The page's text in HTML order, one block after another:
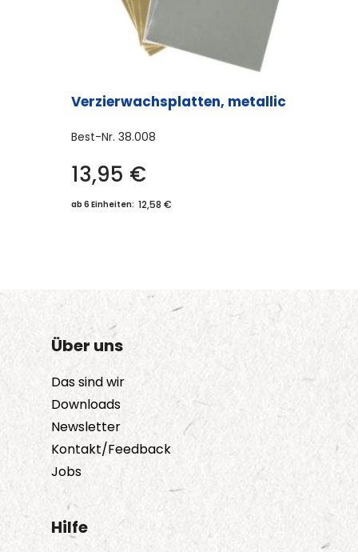
Verzierwachsplatten, metallic
Best-Nr. 38.008
13,95 €
ab 6 Einheiten: 12,58 €
Über uns
Das sind wir
Downloads
Newsletter
Kontakt/Feedback
Jobs
Hilfe